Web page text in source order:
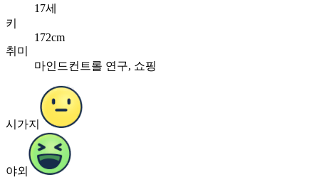
17세
키
172cm
취미
마인드컨트롤 연구, 쇼핑
시가지
야외